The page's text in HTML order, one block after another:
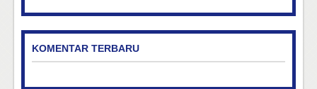
KOMENTAR TERBARU